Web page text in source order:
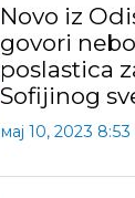
Novo iz
govori
poslastica
Sofijinog
мај 10, 2023